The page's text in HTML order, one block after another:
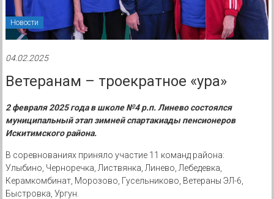
Новости
04.02.2025
Ветеранам – троекратное «ура»
2 февраля 2025 года в школе №4 р.п. Линево состоялся
муниципальный этап зимней спартакиады пенсионеров
Искитимского района.
В соревнованиях приняло участие 11 команд района:
Улыбино, Черноречка, Листвянка, Линево, Лебедевка,
Керамкомбинат, Морозово, Гусельниково, Ветераны ЭЛ-6,
Быстровка, Ургун.